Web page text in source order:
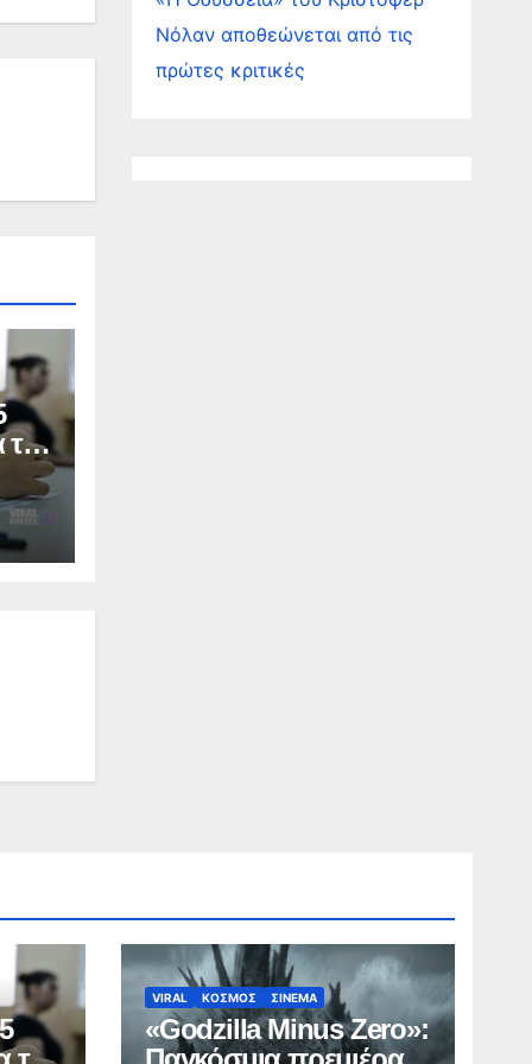
το
Νόλαν αποθεώνεται από τις
πρώτες κριτικές
VIRAL ΚΟΣΜΟΣ ΣΙΝΕΜΑ
«Godzilla Minus Zero»: